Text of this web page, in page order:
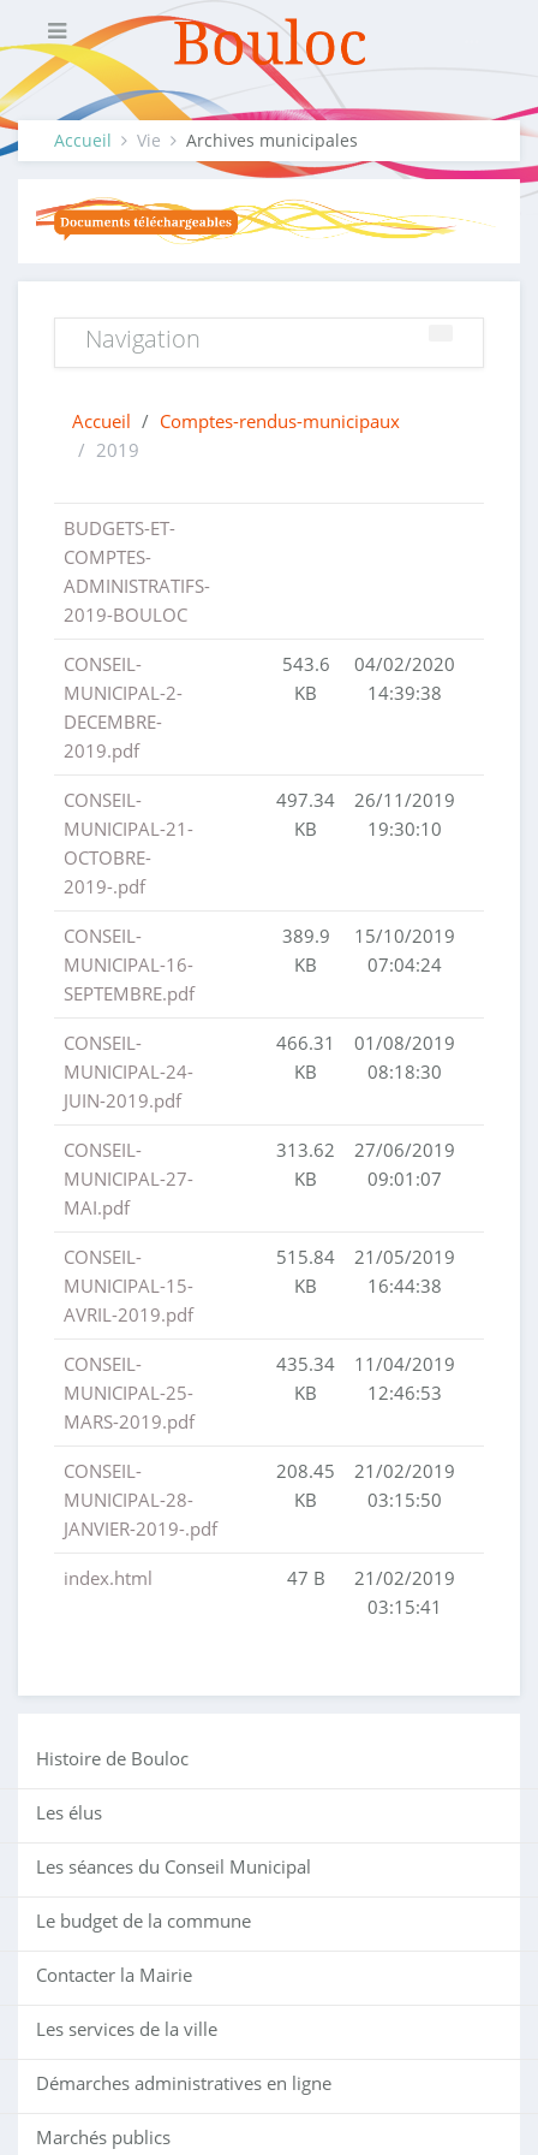
Accueil Vie Archives municipales
Navigation
Accueil / Comptes-rendus-municipaux
/ 2019
BUDGETS-ET-
COMPTES-
ADMINISTRATIFS-
2019-BOULOC
CONSEIL-
MUNICIPAL-2-
DECEMBRE-
2019.pdf
543.6
KB
04/02/2020
14:39:38
CONSEIL-
MUNICIPAL-21-
OCTOBRE-
2019-.pdf
497.34
KB
26/11/2019
19:30:10
CONSEIL-
MUNICIPAL-16-
SEPTEMBRE.pdf
389.9
KB
15/10/2019
07:04:24
CONSEIL-
MUNICIPAL-24-
JUIN-2019.pdf
466.31
KB
01/08/2019
08:18:30
CONSEIL-
MUNICIPAL-27-
MAI.pdf
313.62
KB
27/06/2019
09:01:07
CONSEIL-
MUNICIPAL-15-
AVRIL-2019.pdf
515.84
KB
21/05/2019
16:44:38
CONSEIL-
MUNICIPAL-25-
MARS-2019.pdf
435.34
KB
11/04/2019
12:46:53
CONSEIL-
MUNICIPAL-28-
JANVIER-2019-.pdf
208.45
KB
21/02/2019
03:15:50
index.html 47 B
21/02/2019
03:15:41
Histoire de Bouloc
Les élus
Les séances du Conseil Municipal
Le budget de la commune
Contacter la Mairie
Les services de la ville
Démarches administratives en ligne
Marchés publics